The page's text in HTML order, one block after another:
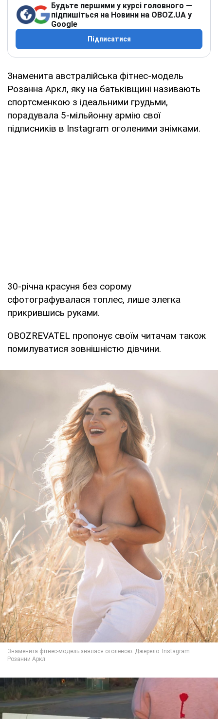
Будьте першими у курсі головного —
підпишіться на Новини на OBOZ.UA у
Google
Підписатися
Знаменита австралійська фітнес-модель
Розанна Аркл, яку на батьківщині називають
спортсменкою з ідеальними грудьми,
порадувала 5-мільйонну армію свої
пiдписників в Instagram оголеними знімками.
30-річна красуня без сорому
сфотографувалася топлес, лише злегка
прикрившись руками.
OBOZREVATEL пропонує своїм читачам також
помилуватися зовнішністю дівчини.